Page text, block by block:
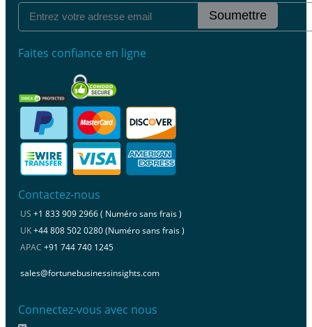
Soumettre
Faites confiance en ligne
Contactez-nous
US +1 833 909 2966 ( Numéro sans frais )
UK+44 808 502 0280 (Numéro sans frais )
APAC +91 744 740 1245
sales@fortunebusinessinsights.com
Connectez-vous avec nous